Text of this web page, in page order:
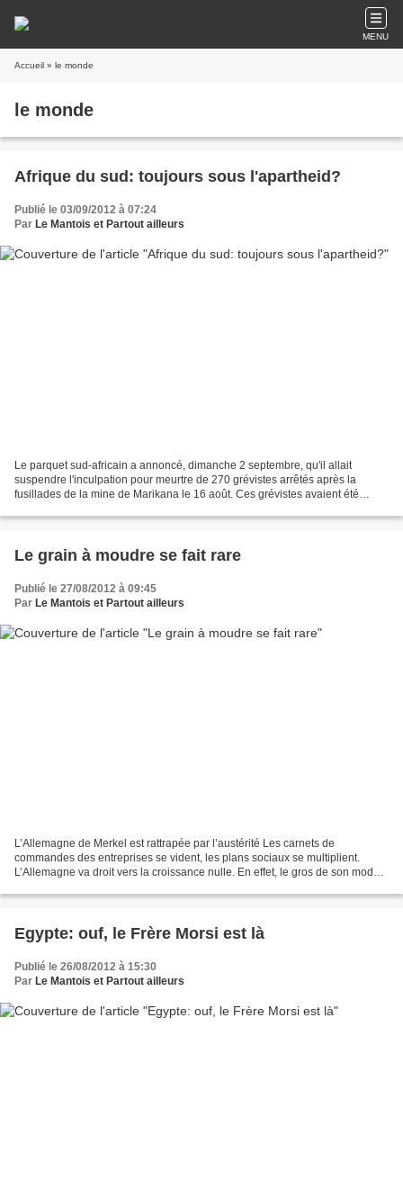
MENU
Accueil » le monde
le monde
Afrique du sud: toujours sous l'apartheid?
Publié le 03/09/2012 à 07:24
Par Le Mantois et Partout ailleurs
Le parquet sud-africain a annoncé, dimanche 2 septembre, qu'il allait
suspendre l'inculpation pour meurtre de 270 grévistes arrêtés après la
fusillades de la mine de Marikana le 16 août. Ces grévistes avaient été
Le grain à moudre se fait rare
Publié le 27/08/2012 à 09:45
Par Le Mantois et Partout ailleurs
L’Allemagne de Merkel est rattrapée par l’austérité Les carnets de
commandes des entreprises se vident, les plans sociaux se multiplient.
L’Allemagne va droit vers la croissance nulle. En effet, le gros de son modèle
Egypte: ouf, le Frère Morsi est là
Publié le 26/08/2012 à 15:30
Par Le Mantois et Partout ailleurs